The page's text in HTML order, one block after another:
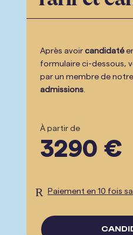
Après avoir candidaté
formulaire ci-dessous,
par un membre de notre
admissions.
À partir de
3290 €
R Paiement en 10 fois